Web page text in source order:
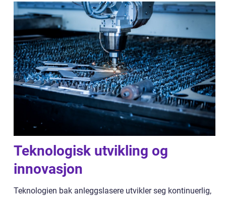
Teknologisk utvikling og
innovasjon
Teknologien bak anleggslasere utvikler seg kontinuerlig,